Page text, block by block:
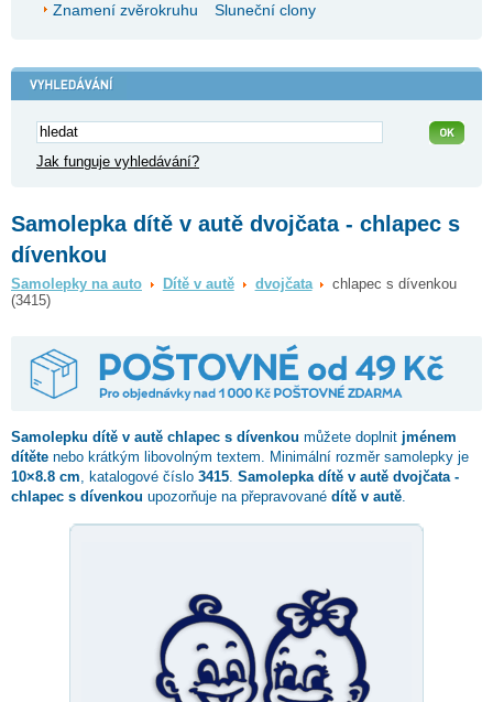
Znamení zvěrokruhu
Sluneční clony
Jak funguje vyhledávání?
Samolepka dítě v autě dvojčata - chlapec s
dívenkou
Samolepky na auto Dítě v autě dvojčata
chlapec s dívenkou
(3415)
Samolepku dítě v autě chlapec s dívenkou můžete doplnit jménem
dítěte nebo krátkým libovolným textem. Minimální rozměr samolepky je
10×8.8 cm , katalogové číslo 3415 Samolepka dítě v autě dvojčata -
chlapec s dívenkou upozorňuje na přepravované dítě v autě